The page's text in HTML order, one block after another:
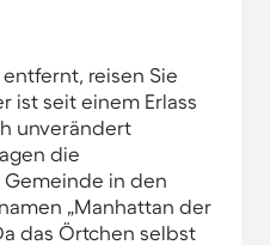
reisen Sie
ist seit einem Erlass
unverändert
die
in den
„Manhattan der
das Örtchen selbst